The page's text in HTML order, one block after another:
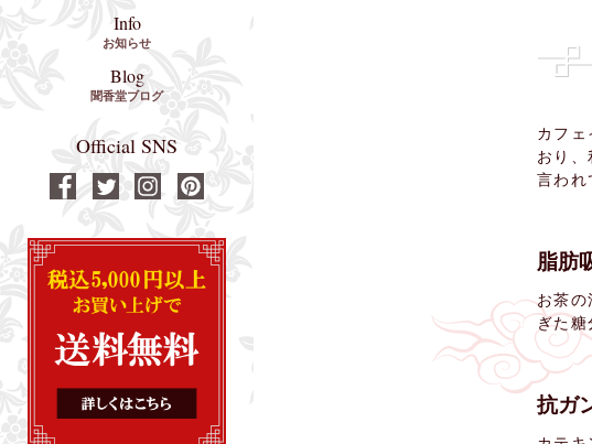
Info
お知らせ
Blog
聞香堂ブログ
Official SNS
カフ
おり、
言われ
脂肪
お茶の
ぎた糖
抗ガ